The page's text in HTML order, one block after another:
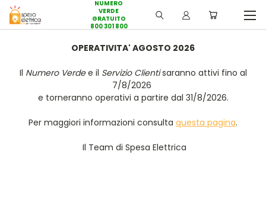
NUMERO
VERDE
GRATUITO
800 301 800
OPERATIVITA' AGOSTO 2026
Il Numero Verdee il Servizio Clientisaranno attivi fino al
7/8/2026
e torneranno operativi a partire dal 31/8/2026.
Per maggiori informazioni consulta questa pagina.
Il Team di Spesa Elettrica